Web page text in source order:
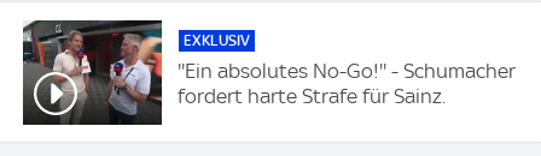
EXKLUSIV
''Ein absolutes No-Go!'' - Schumacher
fordert harte Strafe für Sainz.